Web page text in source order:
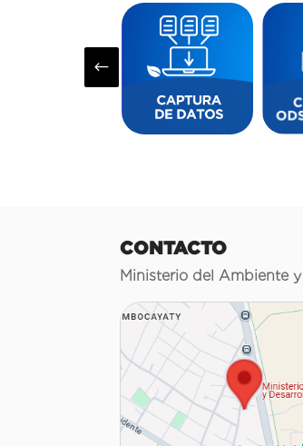
#
CONTACTO
Ministerio del Ambiente